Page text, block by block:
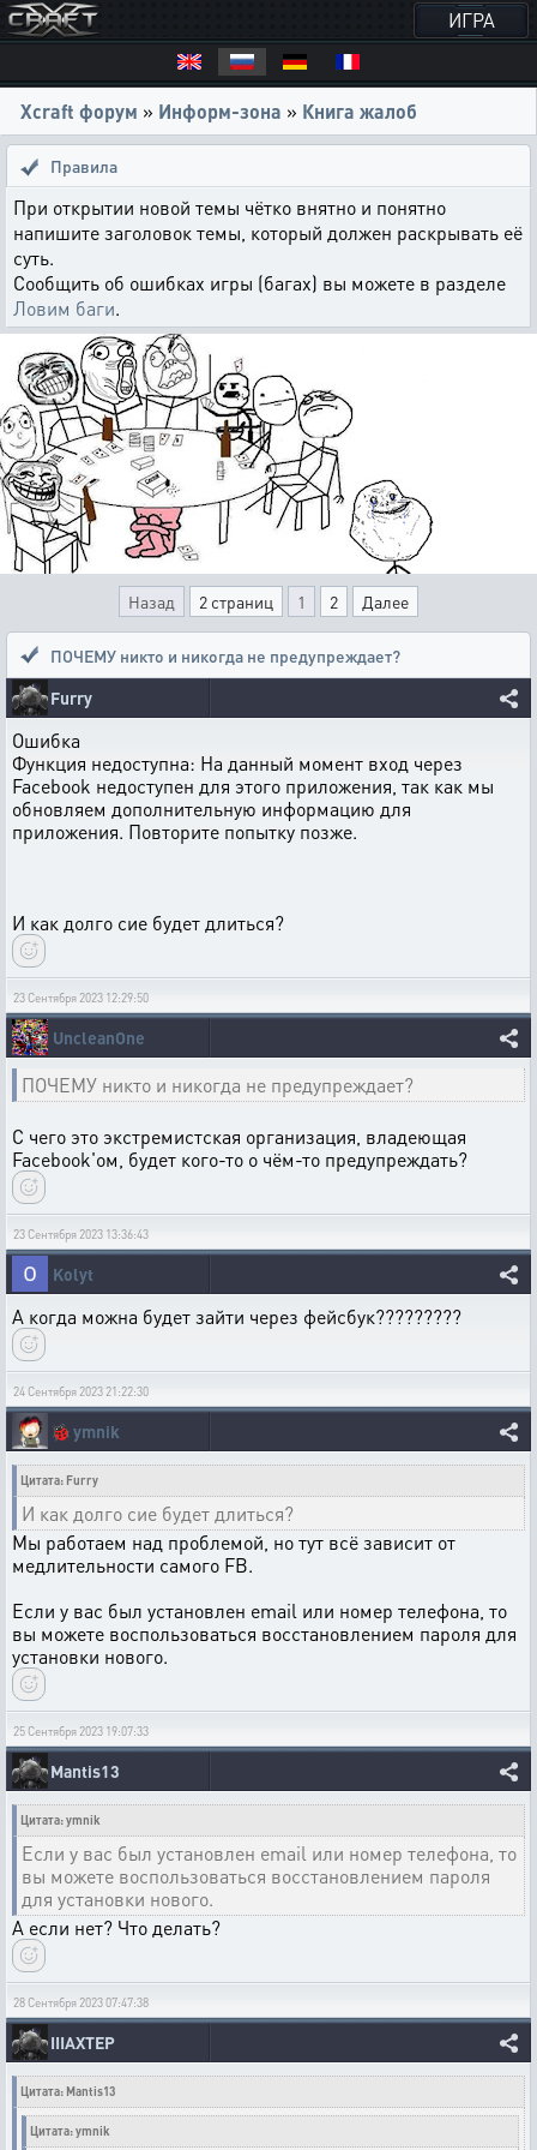
ИГРА
Xcraft форум » Информ-зона » Книга жалоб
Правила
При открытии новой темы чётко внятно и понятно
напишите заголовок темы, который должен раскрывать её
суть.
Сообщить об ошибках игры (багах) вы можете в разделе
Ловим баги.
Назад 2 страниц 1 2 Далее
ПОЧЕМУ никто и никогда не предупреждает?
Furry
Ошибка
Функция недоступна: На данный момент вход через
Facebook недоступен для этого приложения, так как мы
обновляем дополнительную информацию для
приложения. Повторите попытку позже.
И как долго сие будет длиться?
23 Сентября 2023 12:29:50
UncleanOne
ПОЧЕМУ никто и никогда не предупреждает?
С чего это экстремистская организация, владеющая
Facebook'ом, будет кого-то о чём-то предупреждать?
23 Сентября 2023 13:36:43
Kolyt
А когда можна будет зайти через фейсбук?????????
24 Сентября 2023 21:22:30
🐞 ymnik
Цитата: Furry
И как долго сие будет длиться?
Мы работаем над проблемой, но тут всё зависит от
медлительности самого FB.
Если у вас был установлен email или номер телефона, то
вы можете воспользоваться восстановлением пароля для
установки нового.
25 Сентября 2023 19:07:33
Mantis13
Цитата: ymnik
Если у вас был установлен email или номер телефона, то
вы можете воспользоваться восстановлением пароля
для установки нового.
А если нет? Что делать?
28 Сентября 2023 07:47:38
IIIAXTEP
Цитата: Mantis13
Цитата: ymnik